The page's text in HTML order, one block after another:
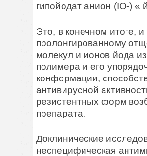
гипойодат анион (IO-) «
Это, в конечном итоге, и
пролонгированному
молекул и ионов йода
полимера и его
конформации,
антивирусной
резистентных форм
препарата.
Доклинические
неспецифическая